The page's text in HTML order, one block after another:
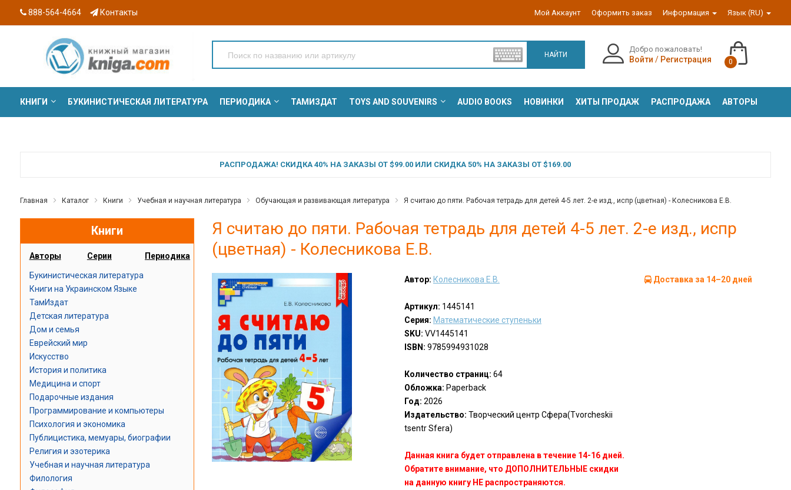
888-564-4664 Контакты Мой Аккаунт Оформить заказ Информация Язык (RU)
НАЙТИ
Добро пожаловать!
Войти / Регистрация 0
КНИГИ БУКИНИСТИЧЕСКАЯ ЛИТЕРАТУРА ПЕРИОДИКА ТАМИЗДАТ TOYS AND SOUVENIRS AUDIO BOOKS НОВИНКИ ХИТЫ ПРОДАЖ РАСПРОДАЖА АВТОРЫ
РАСПРОДАЖА! СКИДКА 40% НА ЗАКАЗЫ ОТ $99.00 ИЛИ СКИДКА 50% НА ЗАКАЗЫ ОТ $169.00
Главная Каталог Книги Учебная и научная литература Обучающая и развивающая литература Я считаю до пяти. Рабочая тетрадь для детей 4-5 лет. 2-е изд., испр (цветная) - Колесникова Е.В.
Книги
Авторы Серии Периодика
Букинистическая литература
Книги на Украинском Языке
ТамИздат
Детская литература
Дом и семья
Еврейский мир
Искусство
История и политика
Медицина и спорт
Подарочные издания
Программирование и компьютеры
Психология и экономика
Публицистика, мемуары, биографии
Религия и эзотерика
Учебная и научная литература
Филология
Я считаю до пяти. Рабочая тетрадь для детей 4-5 лет. 2-е изд., испр
(цветная) - Колесникова Е.В.
Автор: Колесникова Е.В.
Артикул: 1445141
Серия: Математические ступеньки
SKU: VV1445141
ISBN: 9785994931028
Количество страниц: 64
Обложка: Paperback
Год: 2026
Издательство: Творческий центр Сфера(Tvorcheskii
tsentr Sfera)
Данная книга будет отправлена в течение 14-16 дней.
Обратите внимание, что ДОПОЛНИТЕЛЬНЫЕ скидки
на данную книгу НЕ распространяются.
Доставка за 14–20 дней